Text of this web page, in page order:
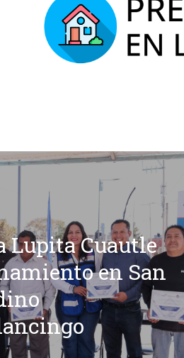
Lupita Cuautle
en San